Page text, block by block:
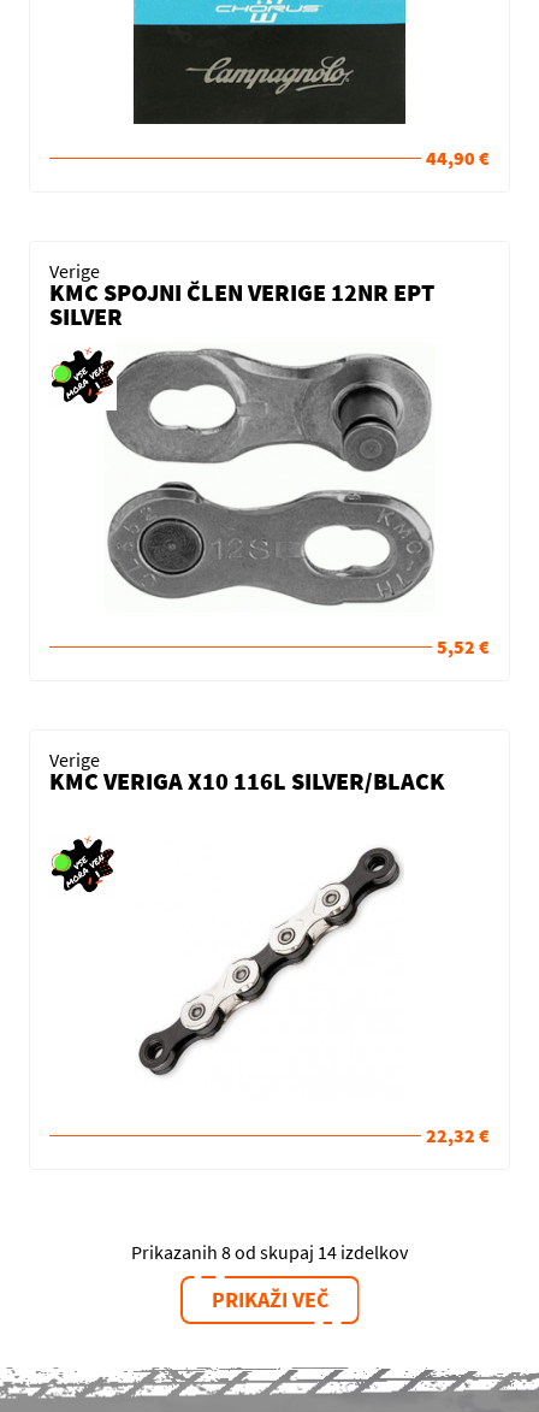
44,90 €
Verige
KMC SPOJNI ČLEN VERIGE 12NR EPT
SILVER
5,52 €
Verige
KMC VERIGA X10 116L SILVER/BLACK
22,32 €
Prikazanih 8 od skupaj 14 izdelkov
PRIKAŽI VEČ